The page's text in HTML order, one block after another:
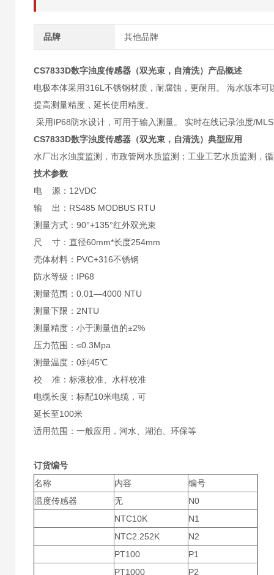
品牌 其他品牌
CS7833D数字浊度传感器（双光束，自清洗）产品概述
电极本体采用316L不锈钢材质，耐腐蚀，更耐用。 海水版本
提高测量精度，延长使用精度。
采用IP68防水设计，可用于输入测量。 实时在线记录浊度/
CS7833D数字浊度传感器（双光束，自清洗）典型应用
水厂出水浊度监测，市政管网水质监测；工业工艺水质监测，
技术参数
电 源：12VDC
输 出：RS485 MODBUS RTU
测量方式：90°+135°红外双光束
尺 寸：直径60mm*长度254mm
壳体材料：PVC+316不锈钢
防水等级：IP68
测量范围：0.01—4000 NTU
测量下限：2NTU
测量精度：小于测量值的±2%
压力范围：≤0.3Mpa
测量温度：0到45℃
校 准：标液校准、水样校准
电缆长度：标配10米电缆，可
延长至100米
适用范围：一般应用，河水、湖泊、环保等
订货编号
名称
内容 编号
温度传感器 无
N0
NTC10K
N1
NTC2.252K
N2
PT100
P1
PT1000
P2